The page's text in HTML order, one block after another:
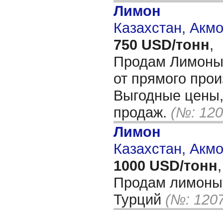
Лимон
Казахстан,
750 USD/тонн,
Продам
от прямого
Выгодные
продаж. (№:
Лимон
Казахстан,
1000 USD/тонн,
Продам лимоны
Турций (№: